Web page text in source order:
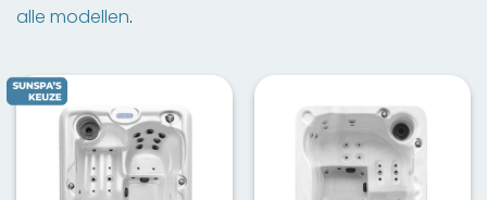
alle modellen.